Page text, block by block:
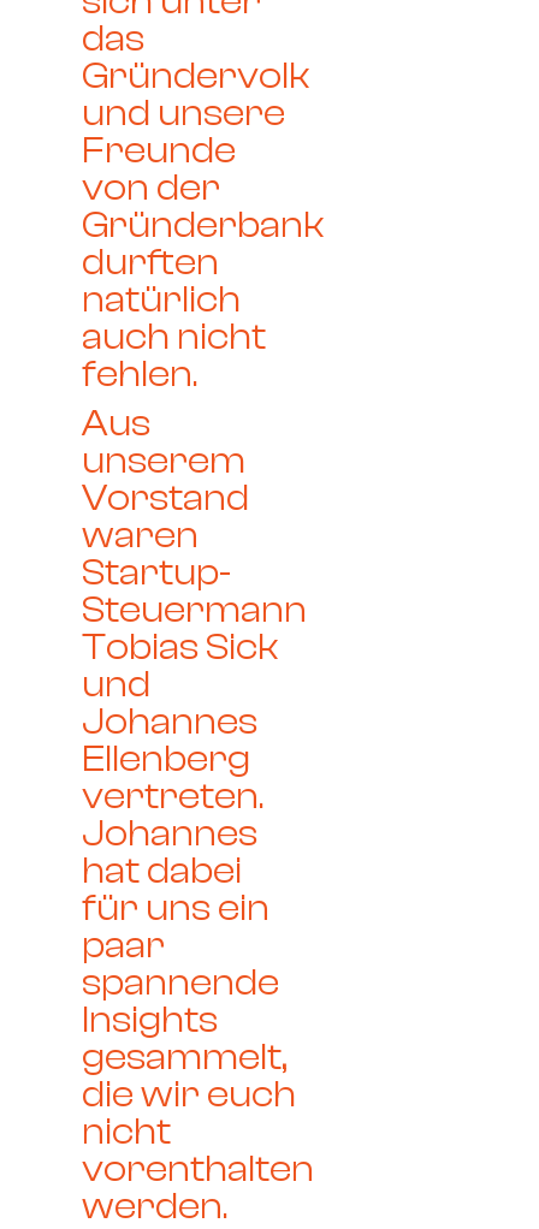
das
Gründervolk
und unsere
Freunde
von der
Gründerbank
durften
natürlich
auch nicht
fehlen.
Aus
unserem
Vorstand
waren
Startup-
Steuermann
Tobias Sick
und
Johannes
Ellenberg
vertreten.
Johannes
hat dabei
für uns ein
paar
spannende
Insights
gesammelt,
die wir euch
nicht
vorenthalten
werden.